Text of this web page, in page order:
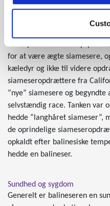
siameseropdrættere i USA
anderledes ud. De havde
for at være ægte siamesere,
kæledyr og ikke til videre
siameseropdrættere fra
”nye” siamesere og
selvstændig race. Tanken var
hedde ”langhåret siameser”,
de oprindelige
opkaldt efter balinesiske
hedde en balineser.
Sundhed og sygdom
Generelt er balineseren en